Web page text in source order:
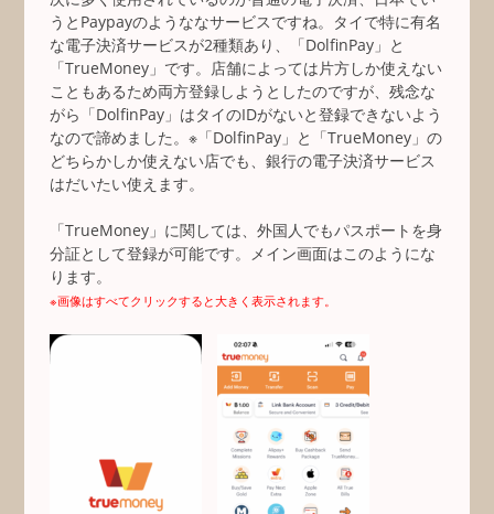
うとPaypayのようななサービスですね。タイで特に有名
な電子決済サービスが2種類あり、「DolfinPay」と
「TrueMoney」です。店舗によっては片方しか使えない
こともあるため両方登録しようとしたのですが、残念な
がら「DolfinPay」はタイのIDがないと登録できないよう
なので諦めました。※「DolfinPay」と「TrueMoney」の
どちらかしか使えない店でも、銀行の電子決済サービス
はだいたい使えます。
「TrueMoney」に関しては、外国人でもパスポートを身
分証として登録が可能です。メイン画面はこのようにな
ります。
※画像はすべてクリックすると大きく表示されます。